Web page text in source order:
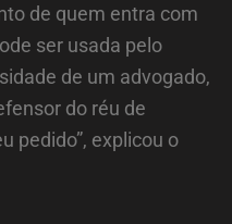
de quem entra com
ser usada pelo
de um advogado,
do réu de
pedido”, explicou o